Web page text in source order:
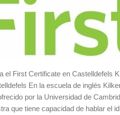
el First Certificate en Castelldefels
En la escuela de inglés
por la Universidad de
que tiene capacidad de hablar el